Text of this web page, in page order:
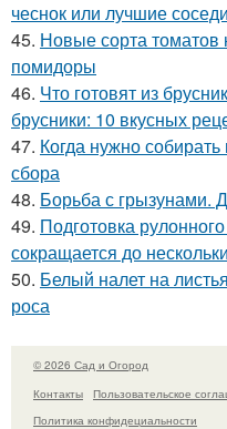
чеснок или лучшие
45. Новые сорта
помидоры
46. Что готовят из
брусники: 10 вкусных
47. Когда нужно
сбора
48. Борьба с грызунами.
49. Подготовка
сокращается до
50. Белый налет на
роса
© 2026 Сад и Огород
Контакты
Пользовательское
Политика конфидециальности